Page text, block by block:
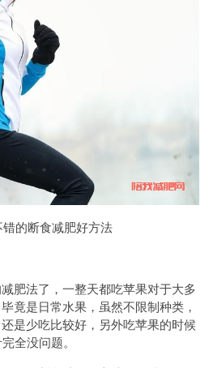
的断食减肥好方法
法了，一整天都吃苹果对于大多
竟是日常水果，虽然不限制种类，
是少吃比较好，另外吃苹果的时候
全没问题。